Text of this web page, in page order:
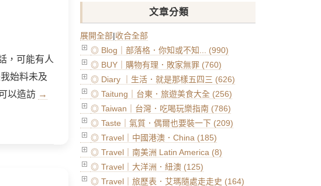
，可能有人
始料未及
以造訪 →
文章分類
展開全部|收合全部
◎ Blog｜部落格．你知或不知... (990)
◎ BUY｜購物有理．敗家無罪 (760)
◎ Diary ｜生活．就是那樣五四三 (626)
◎ Taitung｜台東．旅遊美食大全 (256)
◎ Taiwan｜台灣．吃喝玩樂指南 (786)
◎ Taste｜氣質．偶爾也要裝一下 (209)
◎ Travel｜中國港澳．China (185)
◎ Travel｜南美洲 Latin America (8)
◎ Travel｜大洋洲．紐澳 (125)
◎ Travel｜旅歷表．艾瑪隨處走走史 (164)